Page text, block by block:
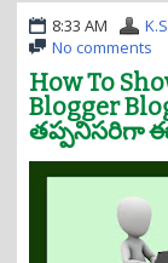
8:33 AM
No comments
How To
Blogger
తప్పనిసరిగా ఈ